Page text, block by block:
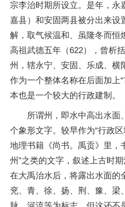
宗李治时期所设立。是年，永
嘉县）和安固两县被分出来设
解，取气候温和、虽隆冬而恒
高祖武德五年（622），曾析
州，辖永宁、安固、乐成、横
作为一个整体名称在后面加上
本也是一个较大的行政建制。
所谓州，即水中高出水面
个象形文字。较早作为“行政
地理书籍《尚书。禹贡》里，
州”之类的文字，叙述上古时
在大禹治水后，将露出水面的
兖、青、徐、扬、荆、豫、梁